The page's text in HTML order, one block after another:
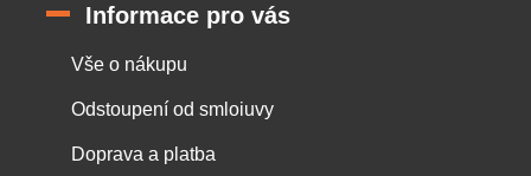
Informace pro vás
Vše o nákupu
Odstoupení od smloiuvy
Doprava a platba